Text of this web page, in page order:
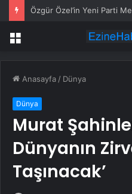
Menü
Anasayfa / Dünya
Dünya
Murat
Dünyanın
Taşınacak’